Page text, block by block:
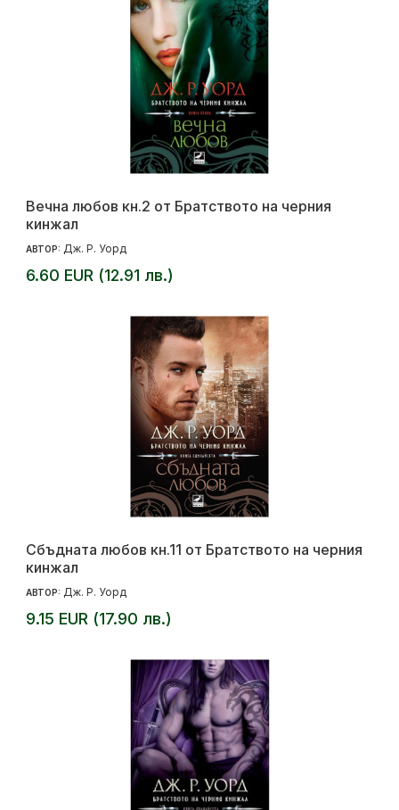
Вечна любов кн.2 от Братството на черния
кинжал
АВТОР: Дж. Р. Уорд
6.60 EUR (12.91 лв.)
Сбъдната любов кн.11 от Братството на черния
кинжал
АВТОР: Дж. Р. Уорд
9.15 EUR (17.90 лв.)